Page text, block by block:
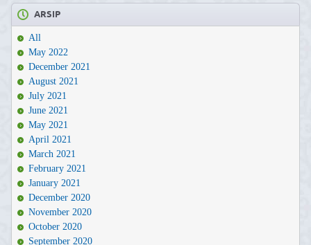
ARSIP
All
May 2022
December 2021
August 2021
July 2021
June 2021
May 2021
April 2021
March 2021
February 2021
January 2021
December 2020
November 2020
October 2020
September 2020